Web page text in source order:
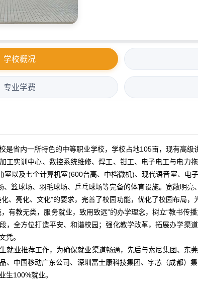
学校概况
专业学费
省内一所特色的中等职业学校，学校占地105亩，现有高级
工实训中心、数控系统维修、焊工、钳工、电子电工与电
室以及七个计算机室(600台高、中档微机)、现代语音室、
、篮球场、羽毛球场、乒乓球场等完备的体育设施。宽敞明
、亮化、文化”的要求，完善了校园功能，优化了校园布局
有教无类，服务就业，致用致远”的办学理念，树立“教书
，全方位打造平安、和谐校园；强化教学改革，拓展办学
凭。
就业推荐工作，为确保就业渠道畅通，先后与索尼集团、
、中国移动广东公司、深圳富士康科技集团、宇芯（成都
生100%就业。